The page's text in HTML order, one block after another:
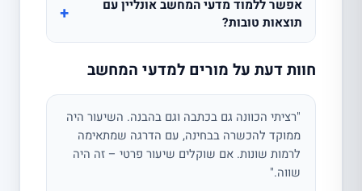
אפשר ללמוד מדעי המחשב אונליין עם
תוצאות טובות?
+
חוות דעת על מורים למדעי המחשב
"רציתי הכוונה גם בכתבה וגם בהבנה. השיעור היה
ממוקד להכשרה בבחינה, עם הדרגה שמתאימה
לרמות שונות. אם שוקלים שיעור פרטי – זה היה
שווה."